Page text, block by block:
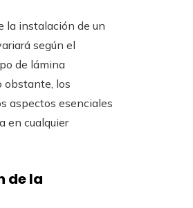
la instalación de un
según el
de lámina
obstante, los
aspectos esenciales
en cualquier
de la